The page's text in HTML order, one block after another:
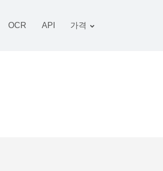
OCR API 가격